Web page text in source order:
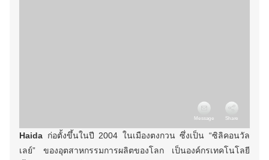
Haida ก่อตั้งขึ้นในปี 2004 ในเมืองตงกวน ซึ่งเป็น “ซิลิคอนวัล
เลย์” ของอุตสาหกรรมการผลิตของโลก เป็นองค์กรเทคโนโลยี